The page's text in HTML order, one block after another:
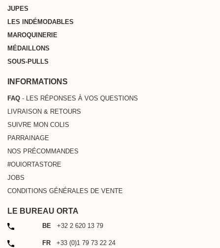
JUPES
LES INDÉMODABLES
MAROQUINERIE
MÉDAILLONS
SOUS-PULLS
INFORMATIONS
CONDITIONS GÉNÉRALES DE VENTE
LIVRAISON & RETOURS
NOS PRÉCOMMANDES
#OUIORTASTORE
PARRAINAGE
FAQ - LES RÉPONSES À VOS QUESTIONS
SUIVRE MON COLIS
JOBS
LE BUREAU ORTA
TÉLÉPHONE
BE +32 2 620 13 79
TÉLÉPHONE
FR +33 (0)1 79 73 22 24